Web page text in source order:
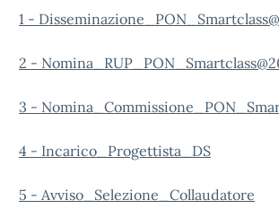
1 -
2 -
3 - Nomina_Commissione
4 - Incarico_Progettista_DS
5 - Avviso_Selezione_Collaudatore